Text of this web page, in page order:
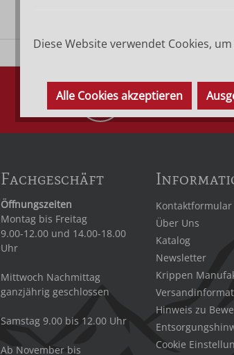
GANZJÄHRIGE
Fachgeschäft
Öffnungszeiten
Montag bis Freitag
9.00-12.00 und 14.00-18.00
Uhr
Mittwoch Nachmittag
ganzjährig geschlossen
Samstag 9.00 bis 12.00 Uhr
Ab November bis
Kontaktformular
Über Uns
Katalog
Newsletter
Krippen
Hinweis zu
Cookie
Diese Website verwendet Cookies,
Alle Cookies akzeptieren